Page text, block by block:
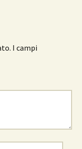
I campi